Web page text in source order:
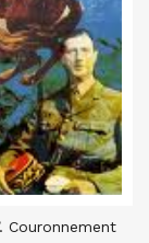
Couronnement